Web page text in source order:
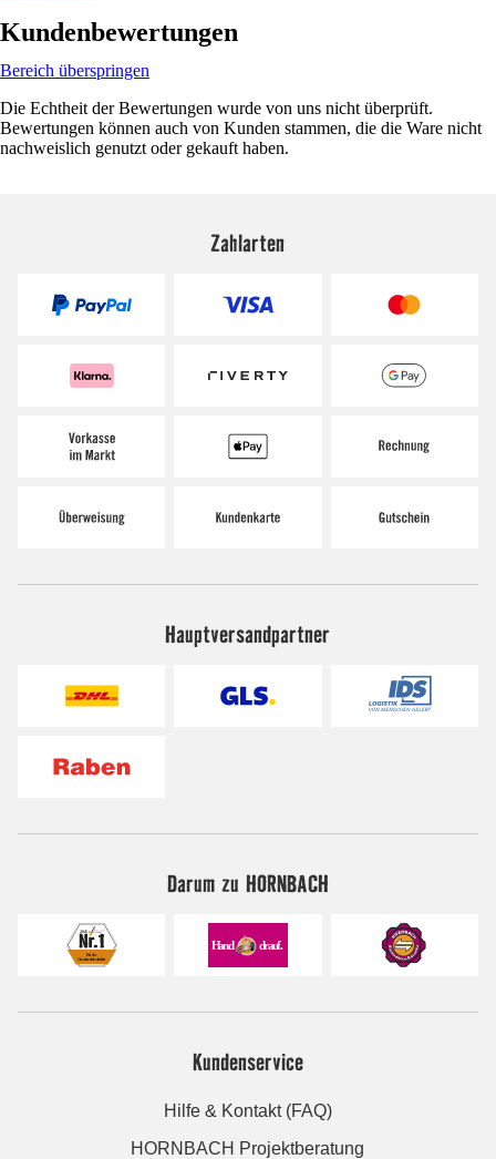
Kundenbewertungen
Bereich überspringen
Die Echtheit der Bewertungen wurde von uns nicht überprüft.
Bewertungen können auch von Kunden stammen, die die Ware nicht
nachweislich genutzt oder gekauft haben.
Zahlarten
Hauptversandpartner
Darum zu HORNBACH
Kundenservice
Hilfe & Kontakt (FAQ)
HORNBACH Projektberatung